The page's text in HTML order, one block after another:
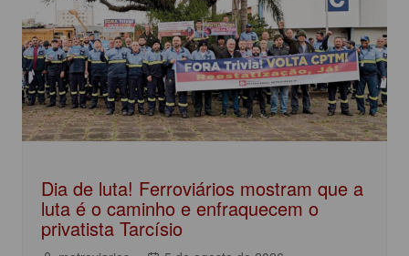
Dia de luta! Ferroviários mostram que a
luta é o caminho e enfraquecem o
privatista Tarcísio